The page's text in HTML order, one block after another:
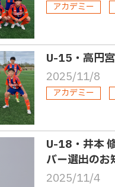
アカデミー
U-15・高円
2025/11/8
アカデミー
U-18・井本
バー選出のお
2025/11/4